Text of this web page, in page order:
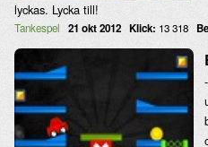
lyckas. Lycka till!
Tankespel 21 okt 2012 Klick: 13 318